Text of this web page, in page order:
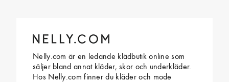
Nelly.com är en ledande klädbutik online som
säljer bland annat kläder, skor och underkläder.
Hos Nelly.com finner du kläder och mode